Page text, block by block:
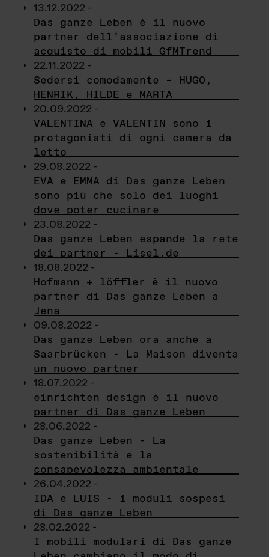
13.12.2022 -
Das ganze Leben è il nuovo
partner dell’associazione di
acquisto di mobili GfMTrend
22.11.2022 -
Sedersi comodamente – HUGO,
HENRIK, HILDE e MARTA
20.09.2022 -
VALENTINA e VALENTIN sono i
protagonisti di ogni camera da
letto
29.08.2022 -
EVA e EMMA di Das ganze Leben
sono più che solo dei luoghi
dove poter cucinare
23.08.2022 -
Das ganze Leben espande la rete
dei partner - Lisel.de
18.08.2022 -
Hofmann + löffler è il nuovo
partner di Das ganze Leben a
Jena
09.08.2022 -
Das ganze Leben ora anche a
Saarbrücken - La Maison diventa
un nuovo partner
18.07.2022 -
einrichten design è il nuovo
partner di Das ganze Leben
28.06.2022 -
Das ganze Leben - La
sostenibilità e la
consapevolezza ambientale
26.04.2022 -
IDA e LUIS - i moduli sospesi
di Das ganze Leben
28.02.2022 -
I mobili modulari di Das ganze